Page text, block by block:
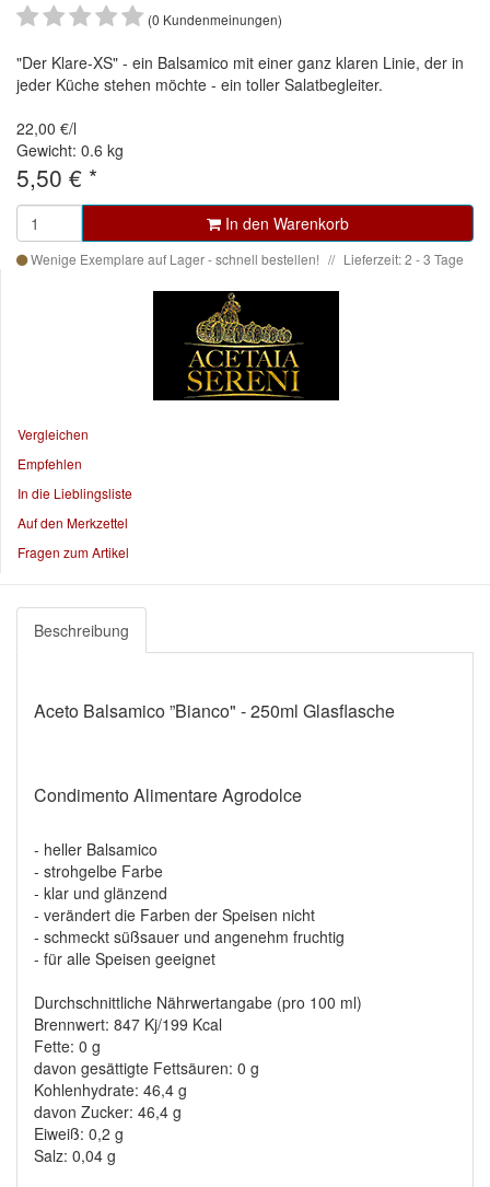
(0 Kundenmeinungen)
"Der Klare-XS" - ein Balsamico mit einer ganz klaren Linie, der in
jeder Küche stehen möchte - ein toller Salatbegleiter.
22,00 €/l
Gewicht: 0.6 kg
5,50 € *
In den Warenkorb
Wenige Exemplare auf Lager - schnell bestellen! Lieferzeit: 2 - 3 Tage
Vergleichen
Empfehlen
In die Lieblingsliste
Auf den Merkzettel
Fragen zum Artikel
Beschreibung
Aceto Balsamico ”Bianco" - 250ml Glasflasche
Condimento Alimentare Agrodolce
- heller Balsamico
- strohgelbe Farbe
- klar und glänzend
- verändert die Farben der Speisen nicht
- schmeckt süßsauer und angenehm fruchtig
- für alle Speisen geeignet
Durchschnittliche Nährwertangabe (pro 100 ml)
Brennwert: 847 Kj/199 Kcal
Fette: 0 g
davon gesättigte Fettsäuren: 0 g
Kohlenhydrate: 46,4 g
davon Zucker: 46,4 g
Eiweiß: 0,2 g
Salz: 0,04 g